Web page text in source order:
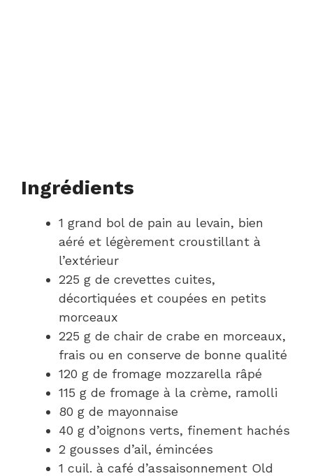
Ingrédients
1 grand bol de pain au levain, bien
aéré et légèrement croustillant à
l’extérieur
225 g de crevettes cuites,
décortiquées et coupées en petits
morceaux
225 g de chair de crabe en morceaux,
frais ou en conserve de bonne qualité
120 g de fromage mozzarella râpé
115 g de fromage à la crème, ramolli
80 g de mayonnaise
40 g d’oignons verts, finement hachés
2 gousses d’ail, émincées
1 cuil. à café d’assaisonnement Old